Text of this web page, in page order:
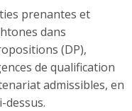
prenantes et
dans
(DP),
de qualification
admissibles, en
dessus.